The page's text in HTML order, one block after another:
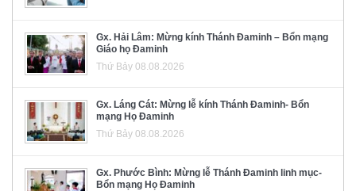
Gx. Hải Lâm: Mừng kính Thánh Đaminh – Bổn mạng
Giáo họ Đaminh
Thứ Bảy 08.08.2026
Gx. Láng Cát: Mừng lễ kính Thánh Đaminh- Bổn
mạng Họ Đaminh
Thứ Bảy 08.08.2026
Gx. Phước Bình: Mừng lễ Thánh Đaminh linh mục-
Bổn mạng Họ Đaminh